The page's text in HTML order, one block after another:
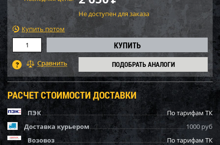
Не доступен для заказа
Купить потом
ПОДОБРАТЬ АНАЛОГИ
РАСЧЕТ СТОИМОСТИ ДОСТАВКИ
ПЭК
По тарифам ТК
Доставка курьером
1000 руб
Возовоз
По тарифам ТК